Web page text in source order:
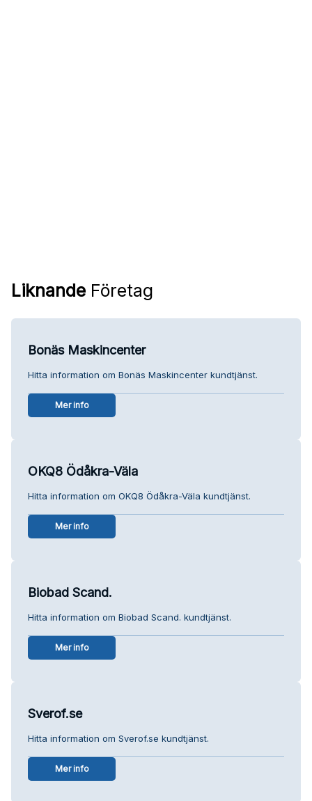
Liknande Företag
Bonäs Maskincenter
Hitta information om Bonäs Maskincenter kundtjänst.
Mer info
OKQ8 Ödåkra-Väla
Hitta information om OKQ8 Ödåkra-Väla kundtjänst.
Mer info
Biobad Scand.
Hitta information om Biobad Scand. kundtjänst.
Mer info
Sverof.se
Hitta information om Sverof.se kundtjänst.
Mer info